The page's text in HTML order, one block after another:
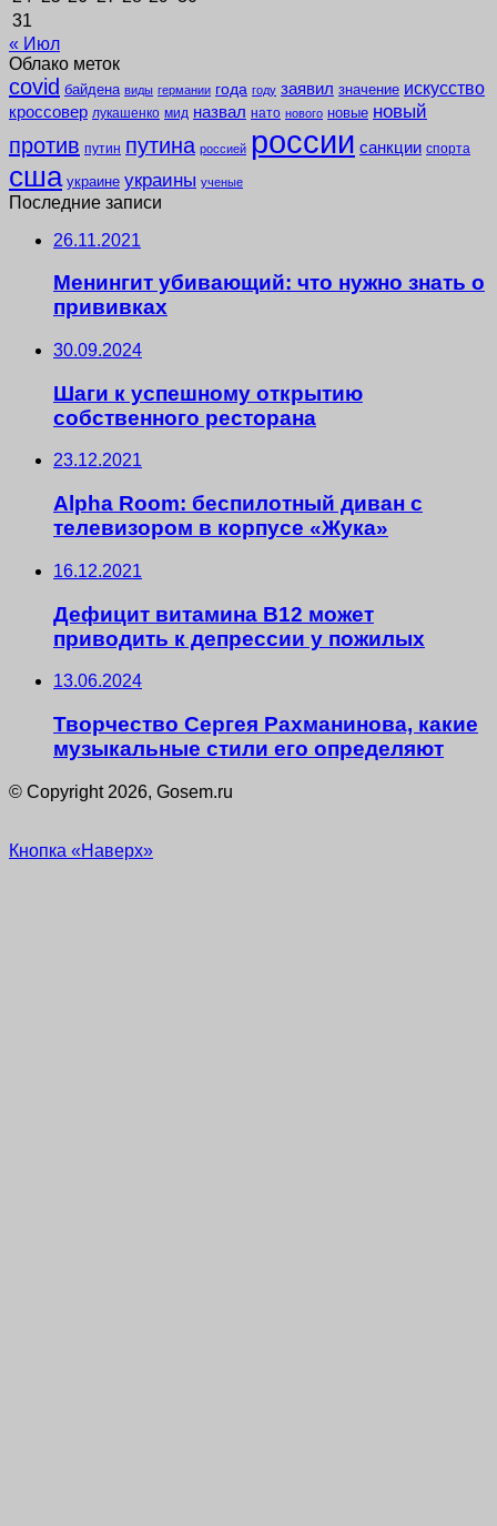
31
« Июл
Облако меток
covid байдена виды германии года году заявил значение искусство
кроссовер лукашенко мид назвал нато нового новые новый
против путин путина россией россии санкции спорта
сша украине украины ученые
Последние записи
26.11.2021
Менингит убивающий: что нужно знать о
прививках
30.09.2024
Шаги к успешному открытию
собственного ресторана
23.12.2021
Alpha Room: беспилотный диван с
телевизором в корпусе «Жука»
16.12.2021
Дефицит витамина B12 может
приводить к депрессии у пожилых
13.06.2024
Творчество Сергея Рахманинова, какие
музыкальные стили его определяют
© Copyright 2026, Gosem.ru
Кнопка «Наверх»